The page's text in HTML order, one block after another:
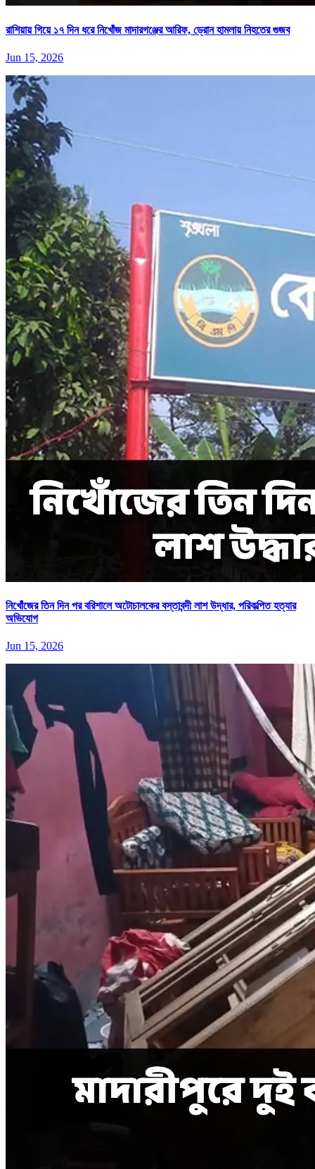
রাশিয়ায় গিয়ে ১৭ দিন ধরে নিখোঁজ মাদারগঞ্জের আরিফ, ড্রোন হামলায় নিহতের গুজব
Jun 15, 2026
নিখোঁজের তিন দিন পর বরিশালে অটোচালকের বস্তাবন্দী লাশ উদ্ধার, পরিকল্পিত হত্যার
অভিযোগ
Jun 15, 2026